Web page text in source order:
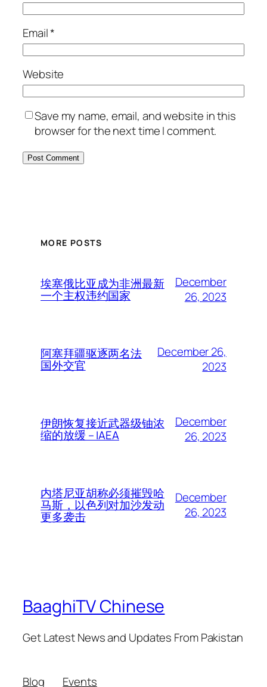
Email*
Website
Save my name, email, and website in this
browser for the next time I comment.
MORE POSTS
埃塞俄比亚成为非洲最新
一个主权违约国家
December
26, 2023
阿塞拜疆驱逐两名法
国外交官
December 26,
2023
伊朗恢复接近武器级铀浓
缩的放缓 – IAEA
December
26, 2023
内塔尼亚胡称必须摧毁哈
马斯，以色列对加沙发动
更多袭击
December
26, 2023
BaaghiTV Chinese
Get Latest News and Updates From Pakistan
Blog Events